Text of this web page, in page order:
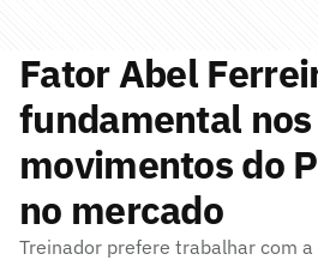
Fator Abel
fundamental nos
movimentos do
no mercado
Treinador prefere trabalhar com